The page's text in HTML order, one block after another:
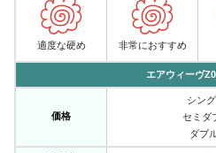
適度な硬め 非常におすすめ
エアウィーヴ
価格
シン
セミダ
ダブ